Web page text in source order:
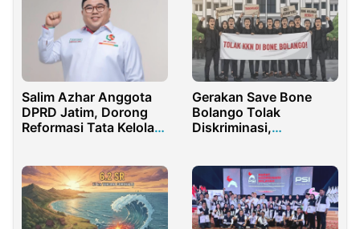
Salim Azhar Anggota
DPRD Jatim, Dorong
Reformasi Tata Kelola
Gerakan Save Bone
Bolango Tolak
Diskriminasi,